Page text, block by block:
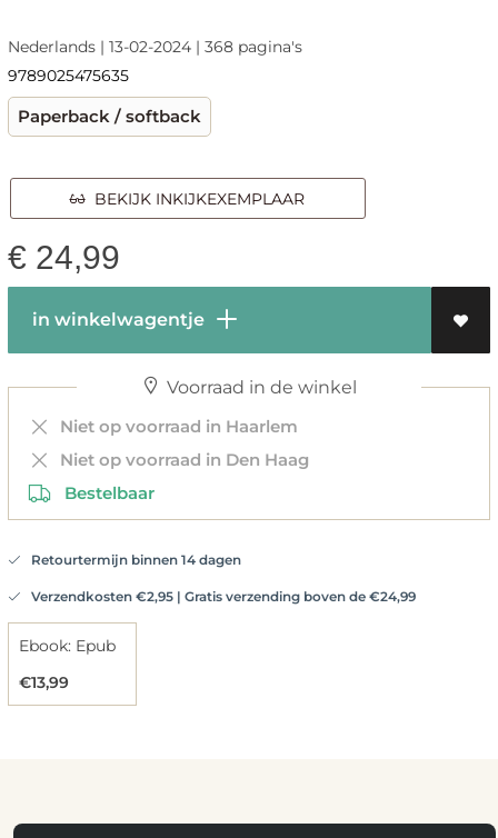
Nederlands | 13-02-2024 | 368 pagina's
9789025475635
Paperback / softback
BEKIJK INKIJKEXEMPLAAR
€ 24,99
in winkelwagentje
Voorraad in de winkel
Niet op voorraad in Haarlem
Niet op voorraad in Den Haag
Bestelbaar
Retourtermijn binnen 14 dagen
Verzendkosten €2,95 | Gratis verzending boven de €24,99
Ebook: Epub
€13,99